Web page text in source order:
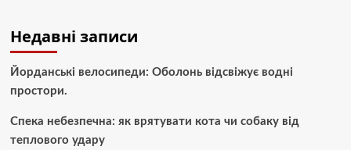
Недавні записи
Йорданські велосипеди: Оболонь відсвіжує водні
простори.
Спека небезпечна: як врятувати кота чи собаку від
теплового удару